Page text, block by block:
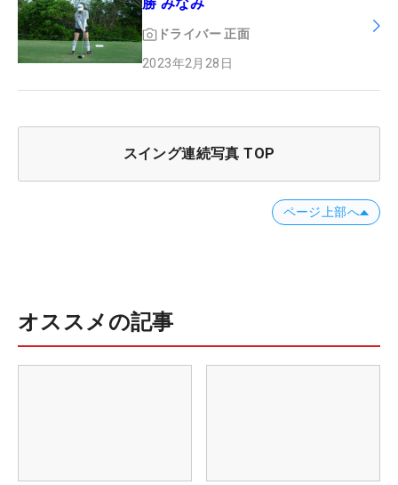
ドライバー 正面
2023年2月28日
スイング連続写真 TOP
ページ上部へ
オススメの記事